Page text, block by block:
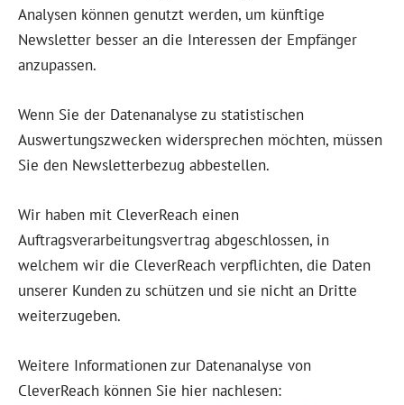
Analysen können genutzt werden, um künftige
Newsletter besser an die Interessen der Empfänger
anzupassen.
Wenn Sie der Datenanalyse zu statistischen
Auswertungszwecken widersprechen möchten, müssen
Sie den Newsletterbezug abbestellen.
Wir haben mit CleverReach einen
Auftragsverarbeitungsvertrag abgeschlossen, in
welchem wir die CleverReach verpflichten, die Daten
unserer Kunden zu schützen und sie nicht an Dritte
weiterzugeben.
Weitere Informationen zur Datenanalyse von
CleverReach können Sie hier nachlesen: